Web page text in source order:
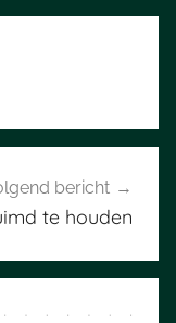
bericht
te houden